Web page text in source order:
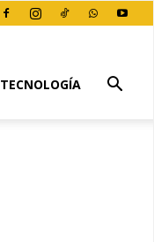
TECNOLOGÍA